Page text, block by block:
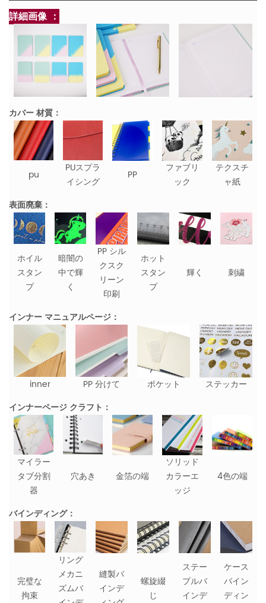
詳細画像 ：
カバー 材質：
pu
PUスプラ
イシング
PP
ファブリ
ック
テクスチ
ャ紙
表面廃棄：
ホイル
スタン
プ
暗闇の
中で輝
く
PP シル
クスク
リーン
印刷
ホット
スタン
プ
輝く 刺繍
インナー マニュアルページ：
inner PP 分けて ポケット
ステッカー
インナーページ クラフト：
マイラー
タブ分割
器
穴あき 金箔の端
ソリッド
カラーエ
ッジ
4色の端
バインディング：
完璧な
拘束
リング
メカニ
ズムバ
縫製バ
インデ
螺旋綴
じ
ステー
プルバ
インデ
ケース
バイン
ディン